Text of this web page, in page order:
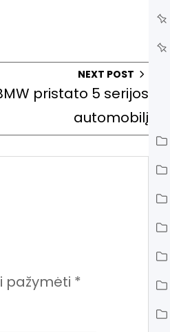
NEXT POST
pristato 5 serijos
automobilį
pažymėti *